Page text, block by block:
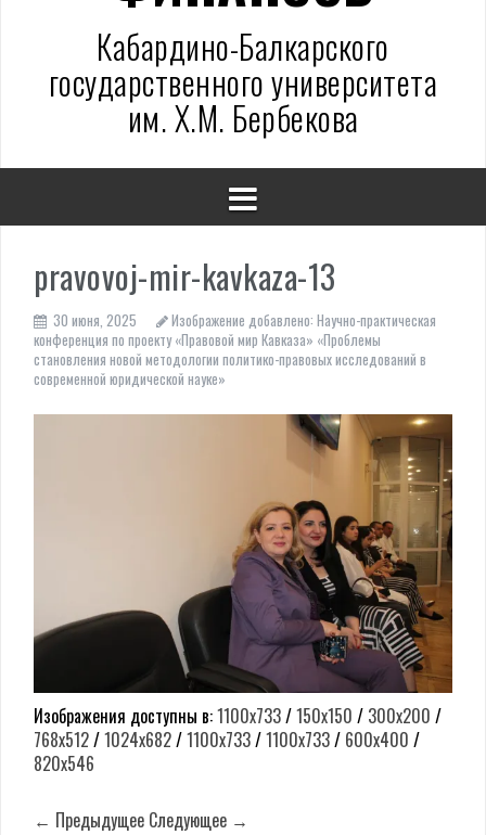
Кабардино-Балкарского
государственного университета
им. Х.М. Бербекова
pravovoj-mir-kavkaza-13
30 июня, 2025 Изображение добавлено: Научно-практическая
конференция по проекту «Правовой мир Кавказа» «Проблемы
становления новой методологии политико-правовых исследований в
современной юридической науке»
Изображения доступны в:1100x733/150x150 / 300x200 /
768x512/1024x682/1100x733/1100x733/ 600x400 /
820x546
← Предыдущее Следующее →